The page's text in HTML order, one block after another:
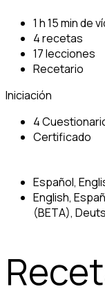
1 h 15 min de
4 recetas
17 lecciones
Recetario
Iniciación
4
Certificado
Español,
English,
(BETA),